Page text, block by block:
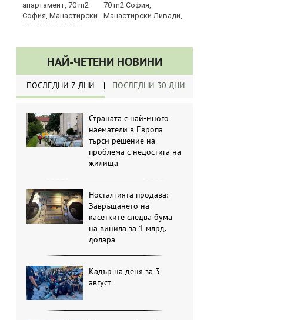
70 m2 София,
Манастирски Ливади,
800 EUR
НАЙ-ЧЕТЕНИ НОВИНИ
ПОСЛЕДНИ 7 ДНИ ПОСЛЕДНИ 30 ДНИ
Страната с най-много
наематели в Европа
търси решение на
проблема с недостига на
жилища
Носталгията продава:
Завръщането на
касетките следва бума
на винила за 1 млрд.
долара
Кадър на деня за 3
август